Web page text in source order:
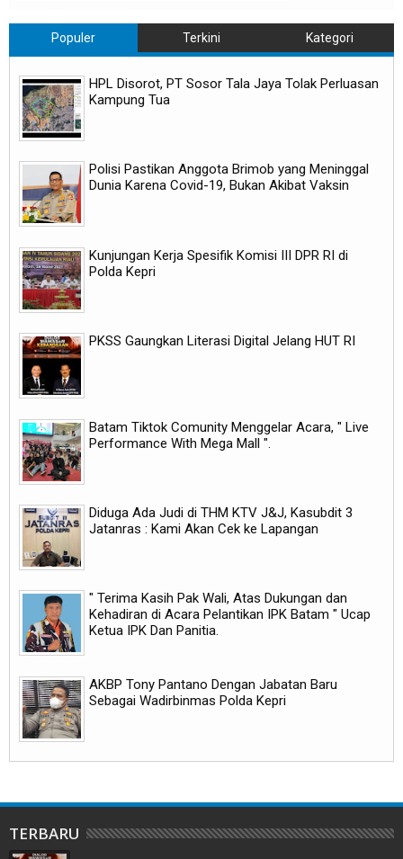
Populer Terkini Kategori
HPL Disorot, PT Sosor Tala Jaya Tolak Perluasan
Kampung Tua
Polisi Pastikan Anggota Brimob yang Meninggal
Dunia Karena Covid-19, Bukan Akibat Vaksin
Kunjungan Kerja Spesifik Komisi III DPR RI di
Polda Kepri
PKSS Gaungkan Literasi Digital Jelang HUT RI
Batam Tiktok Comunity Menggelar Acara, " Live
Performance With Mega Mall ".
Diduga Ada Judi di THM KTV J&J, Kasubdit 3
Jatanras : Kami Akan Cek ke Lapangan
" Terima Kasih Pak Wali, Atas Dukungan dan
Kehadiran di Acara Pelantikan IPK Batam " Ucap
Ketua IPK Dan Panitia.
AKBP Tony Pantano Dengan Jabatan Baru
Sebagai Wadirbinmas Polda Kepri
TERBARU